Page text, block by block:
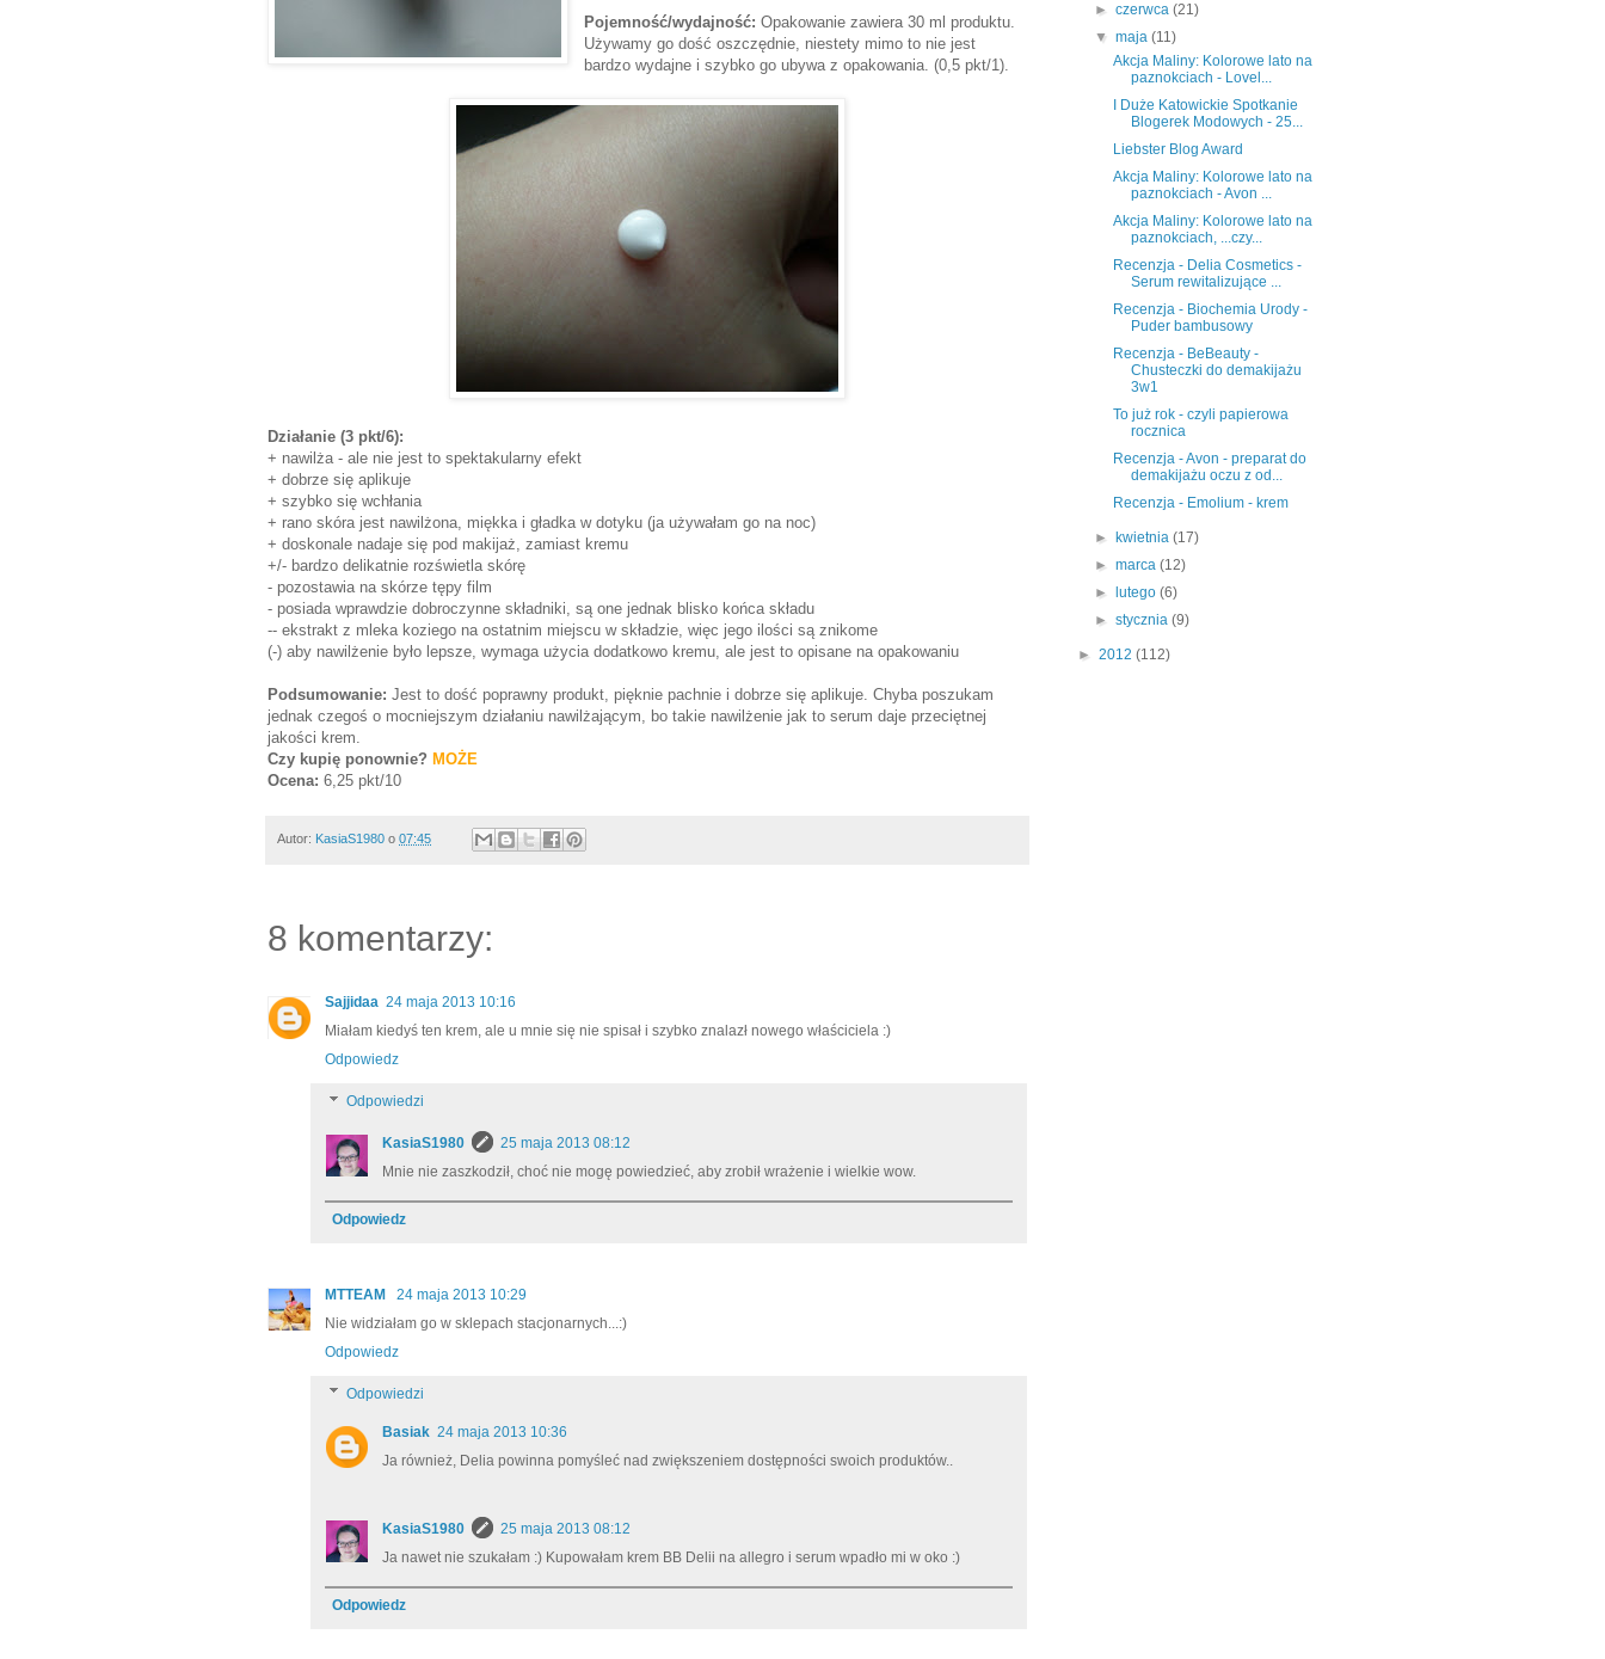
Pojemność/wydajność: Opakowanie zawiera 30 ml produktu.
Używamy go dość oszczędnie, niestety mimo to nie jest
bardzo wydajne i szybko go ubywa z opakowania. (0,5 pkt/1).
Działanie (3 pkt/6):
+ nawilża - ale nie jest to spektakularny efekt
+ dobrze się aplikuje
+ szybko się wchłania
+ rano skóra jest nawilżona, miękka i gładka w dotyku (ja używałam go na noc)
+ doskonale nadaje się pod makijaż, zamiast kremu
+/- bardzo delikatnie rozświetla skórę
- pozostawia na skórze tępy film
- posiada wprawdzie dobroczynne składniki, są one jednak blisko końca składu
-- ekstrakt z mleka koziego na ostatnim miejscu w składzie, więc jego ilości są znikome
(-) aby nawilżenie było lepsze, wymaga użycia dodatkowo kremu, ale jest to opisane na opakowaniu
Podsumowanie: Jest to dość poprawny produkt, pięknie pachnie i dobrze się aplikuje. Chyba poszukam
jednak czegoś o mocniejszym działaniu nawilżającym, bo takie nawilżenie jak to serum daje przeciętnej
jakości krem.
Czy kupię ponownie? MOŻE
Ocena: 6,25 pkt/10
Autor: KasiaS1980 o 07:45
8 komentarzy:
Sajjidaa 24 maja 2013 10:16
Miałam kiedyś ten krem, ale u mnie się nie spisał i szybko znalazł nowego właściciela :)
Odpowiedz
Odpowiedzi
KasiaS1980
25 maja 2013 08:12
Mnie nie zaszkodził, choć nie mogę powiedzieć, aby zrobił wrażenie i wielkie wow.
Odpowiedz
MTTEAM
24 maja 2013 10:29
Nie widziałam go w sklepach stacjonarnych...:)
Odpowiedz
Odpowiedzi
Basiak 24 maja 2013 10:36
Ja również, Delia powinna pomyśleć nad zwiększeniem dostępności swoich produktów..
KasiaS1980
25 maja 2013 08:12
Ja nawet nie szukałam :) Kupowałam krem BB Delii na allegro i serum wpadło mi w oko :)
Odpowiedz
►czerwca(21)
▼maja(11)
Akcja Maliny: Kolorowe lato na
paznokciach - Lovel...
I Duże Katowickie Spotkanie
Blogerek Modowych - 25...
Liebster Blog Award
Akcja Maliny: Kolorowe lato na
paznokciach - Avon ...
Akcja Maliny: Kolorowe lato na
paznokciach, ...czy...
Recenzja - Delia Cosmetics -
Serum rewitalizujące ...
Recenzja - Biochemia Urody -
Puder bambusowy
Recenzja - BeBeauty -
Chusteczki do demakijażu
3w1
To już rok - czyli papierowa
rocznica
Recenzja - Avon - preparat do
demakijażu oczu z od...
Recenzja - Emolium - krem
► kwietnia(17)
►marca(12)
►
lutego(6)
►stycznia(9)
► 2012 (112)